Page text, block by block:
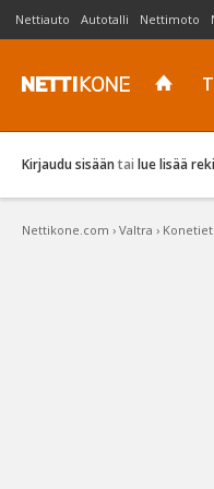
Nettiauto Autotalli Nettimoto
Kirjaudu sisään tai lue lisää
Nettikone.com › Valtra ›